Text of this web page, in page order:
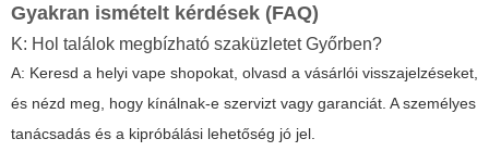
Gyakran ismételt kérdések (FAQ)
K: Hol találok megbízható szaküzletet Győrben?
A: Keresd a helyi vape shopokat, olvasd a vásárlói visszajelzéseket,
és nézd meg, hogy kínálnak-e szervizt vagy garanciát. A személyes
tanácsadás és a kipróbálási lehetőség jó jel.